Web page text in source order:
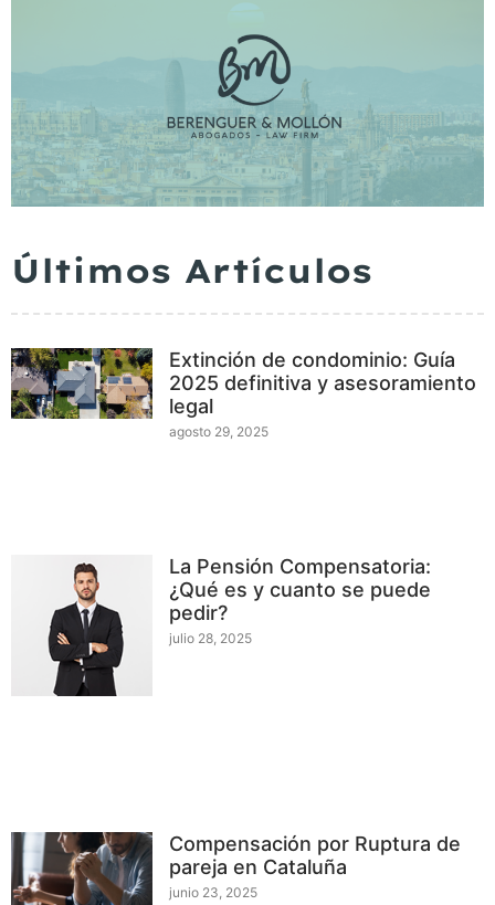
Últimos Artículos
Extinción de condominio: Guía
2025 definitiva y asesoramiento
legal
agosto 29, 2025
La Pensión Compensatoria:
¿Qué es y cuanto se puede
pedir?
julio 28, 2025
Compensación por Ruptura de
pareja en Cataluña
junio 23, 2025